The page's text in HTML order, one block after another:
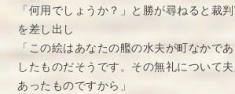
「何用でしょうか？」と勝が尋ねると裁
を差し出し
「この絵はあなたの艦の水夫が町なかで
したものだそうです。その無礼について
あったものですから」